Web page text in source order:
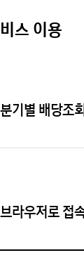
스 이용
기별 배당조
라우저로 접